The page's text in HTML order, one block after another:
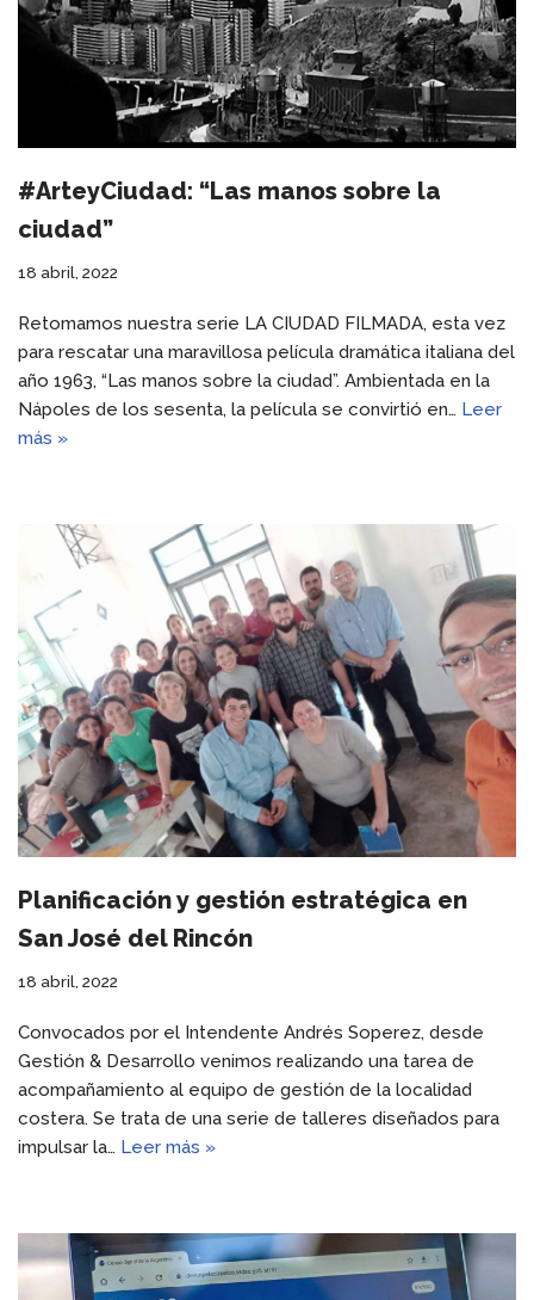
#ArteyCiudad: “Las manos sobre la
ciudad”
18 abril, 2022
Retomamos nuestra serie LA CIUDAD FILMADA, esta vez
para rescatar una maravillosa película dramática italiana del
año 1963, “Las manos sobre la ciudad”. Ambientada en la
Nápoles de los sesenta, la película se convirtió en… Leer
más »
Planificación y gestión estratégica en
San José del Rincón
18 abril, 2022
Convocados por el Intendente Andrés Soperez, desde
Gestión & Desarrollo venimos realizando una tarea de
acompañamiento al equipo de gestión de la localidad
costera. Se trata de una serie de talleres diseñados para
impulsar la… Leer más »